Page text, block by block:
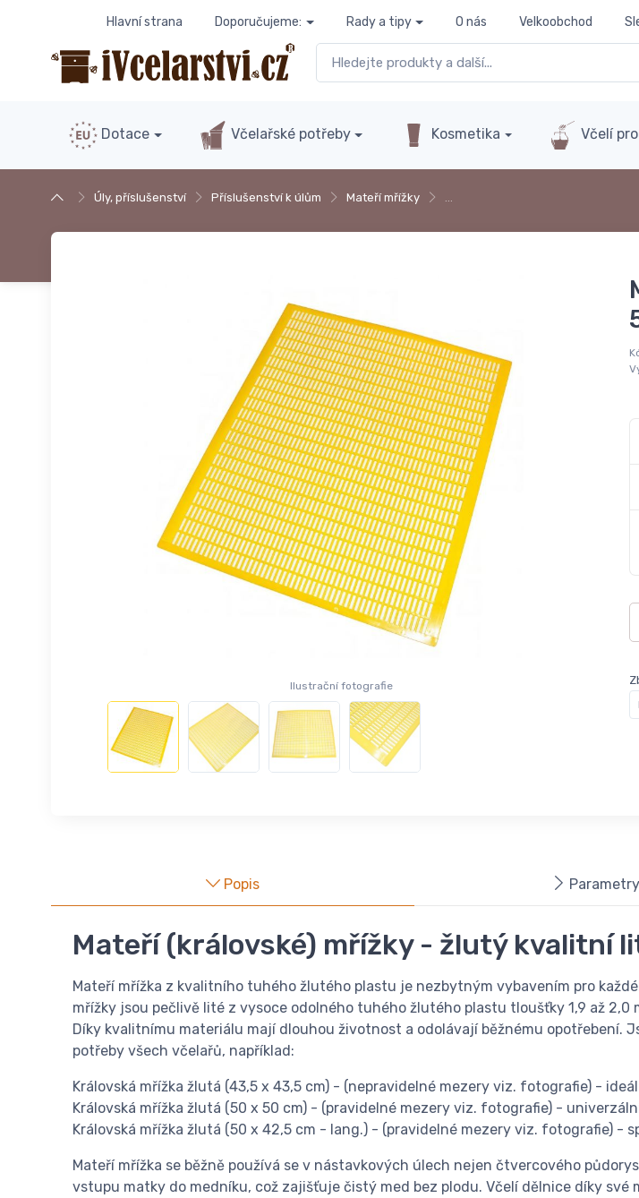
Hlavní strana Doporučujeme: Rady a tipy O nás Velkoobchod
Dotace Včelařské potřeby Kosmetika Včelí
Úly, příslušenství Příslušenství k úlům Mateří mřížky …
Ilustrační fotografie
Popis Parametry
Mateří (královské) mřížky - žlutý kvalitní
Mateří mřížka z kvalitního tuhého žlutého plastu je nezbytným vybavením pro
mřížky jsou pečlivě lité z vysoce odolného tuhého žlutého plastu tloušťky 1,9 až
Díky kvalitnímu materiálu mají dlouhou životnost a odolávají běžnému opotřebení.
potřeby všech včelařů, například:
Královská mřížka žlutá (43,5 x 43,5 cm) - (nepravidelné mezery viz. fotografie) -
Královská mřížka žlutá (50 x 50 cm) - (pravidelné mezery viz. fotografie) -
Královská mřížka žlutá (50 x 42,5 cm - lang.) - (pravidelné mezery viz. fotografie) -
Mateří mřížka se běžně používá se v nástavkových úlech nejen čtvercového
vstupu matky do medníku, což zajišťuje čistý med bez plodu. Včelí dělnice díky